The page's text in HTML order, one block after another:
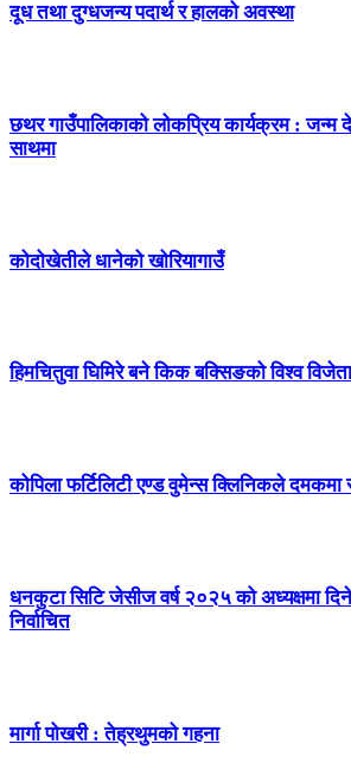
दूध तथा दुग्धजन्य पदार्थ र हालको अवस्था
छथर गाउँपालिकाको लोकप्रिय कार्यक्रम : जन्म
साथमा
कोदोखेतीले धानेको खोरियागाउँ
हिमचितुवा घिमिरे बने किक बक्सिङको विश्व विजेता
कोपिला फर्टिलिटी एण्ड वुमेन्स क्लिनिकले दमकमा
धनकुटा सिटि जेसीज वर्ष २०२५ को अध्यक्षमा दिनेश
निर्वाचित
मार्गा पोखरी : तेह्रथुमको गहना